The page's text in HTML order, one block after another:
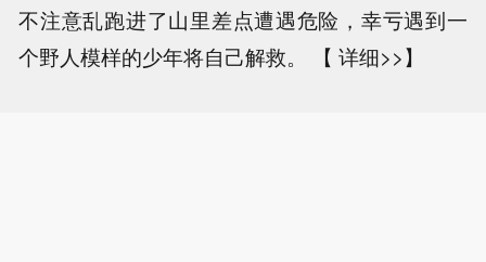
不注意乱跑进了山里差点遭遇危险，幸亏遇到一
个野人模样的少年将自己解救。 【 详细>>】